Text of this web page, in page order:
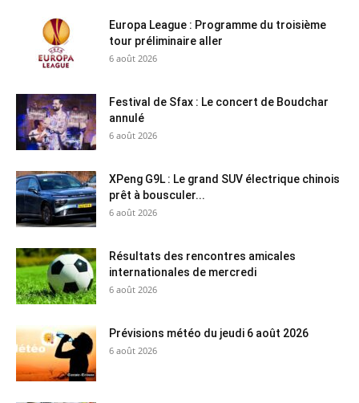
Europa League : Programme du troisième
tour préliminaire aller
6 août 2026
Festival de Sfax : Le concert de Boudchar
annulé
6 août 2026
XPeng G9L : Le grand SUV électrique chinois
prêt à bousculer...
6 août 2026
Résultats des rencontres amicales
internationales de mercredi
6 août 2026
Prévisions météo du jeudi 6 août 2026
6 août 2026